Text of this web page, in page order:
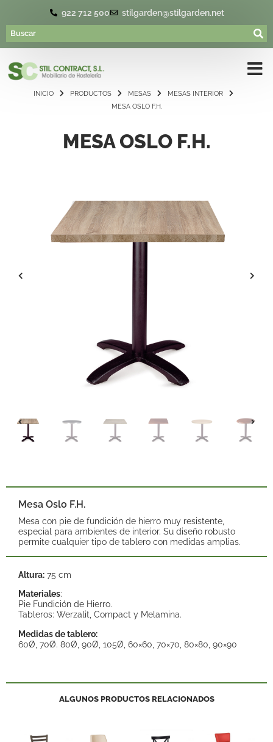
922 712 500 stilgarden@stilgarden.net
INICIO PRODUCTOS MESAS
MESAS INTERIOR
MESA OSLO F.H.
MESA OSLO F.H.
Mesa Oslo F.H.
Mesa con pie de fundición de hierro muy resistente,
especial para ambientes de interior. Su diseño robusto
permite cualquier tipo de tablero con medidas amplias.
Altura: 75 cm
Materiales:
Pie Fundición de Hierro.
Tableros: Werzalit, Compact y Melamina.
Medidas de tablero:
60Ø, 70Ø. 80Ø, 90Ø, 105Ø, 60×60, 70×70, 80×80, 90×90
ALGUNOS PRODUCTOS RELACIONADOS